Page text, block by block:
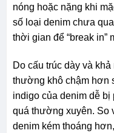
nóng hoặc nặng khi
số loại denim chưa
thời gian để “break in”
Do cấu trúc dày và
thường khô chậm hơn
indigo của denim dễ
quá thường xuyên. So
denim kém thoáng